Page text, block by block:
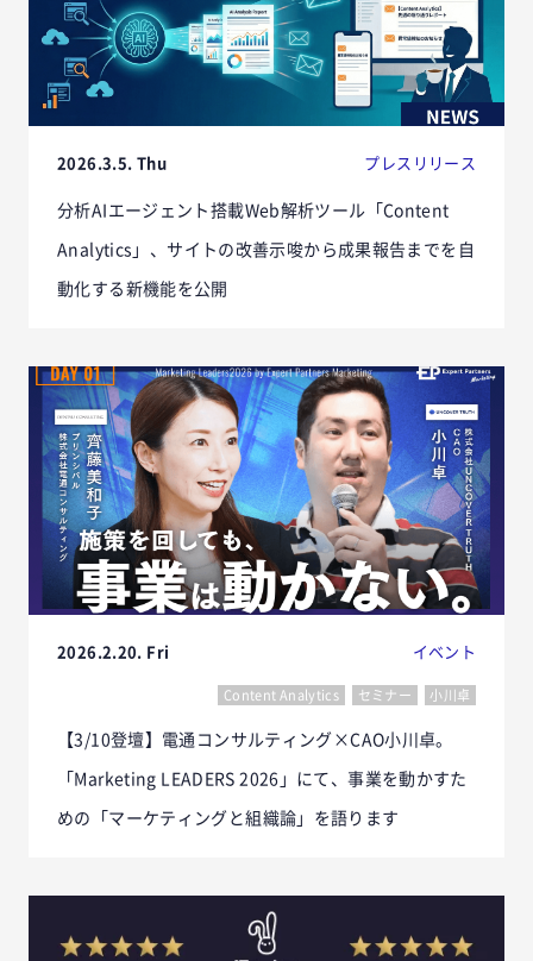
2026.3.5. Thu プレスリリース
分析AIエージェント搭載Web解析ツール「Content
Analytics」、サイトの改善示唆から成果報告までを自
動化する新機能を公開
2026.2.20. Fri イベント
Content Analytics セミナー 小川卓
【3/10登壇】電通コンサルティング×CAO小川卓。
「Marketing LEADERS 2026」にて、事業を動かすた
めの「マーケティングと組織論」を語ります